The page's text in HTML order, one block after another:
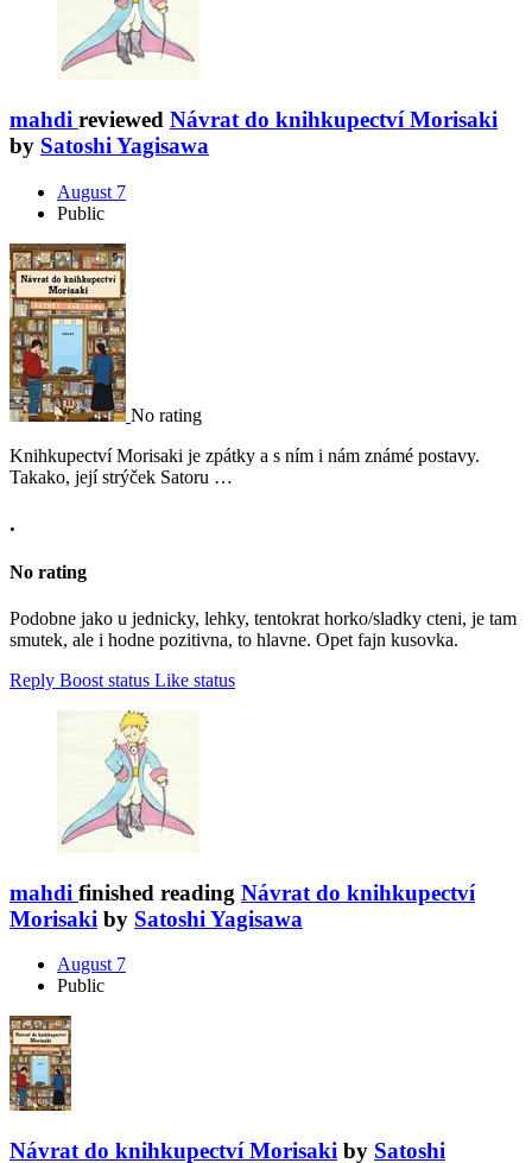
mahdi reviewed Návrat do knihkupectví Morisaki
by Satoshi Yagisawa
August 7
Public
No rating
Knihkupectví Morisaki je zpátky a s ním i nám známé postavy.
Takako, její strýček Satoru …
.
No rating
Podobne jako u jednicky, lehky, tentokrat horko/sladky cteni, je tam
smutek, ale i hodne pozitivna, to hlavne. Opet fajn kusovka.
Reply Boost status Like status
mahdi finished reading Návrat do knihkupectví
Morisaki by Satoshi Yagisawa
August 7
Public
Návrat do knihkupectví Morisaki by Satoshi